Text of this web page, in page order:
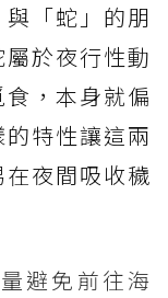
「蛇」的朋
於夜行性動
，本身就偏
特性讓這兩
夜間吸收穢
避免前往海